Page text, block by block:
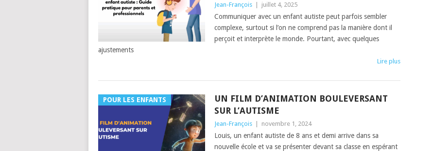
Jean-François juillet 4, 2025
Communiquer avec un enfant autiste peut parfois sembler
complexe, surtout si l’on ne comprend pas la manière dont il
perçoit et interprète le monde. Pourtant, avec quelques
ajustements
Lire plus
POUR LES ENFANTS
UN FILM D’ANIMATION BOULEVERSANT
SUR L’AUTISME
Jean-François novembre 1, 2024
Louis, un enfant autiste de 8 ans et demi arrive dans sa
nouvelle école et va se présenter devant sa classe en espérant